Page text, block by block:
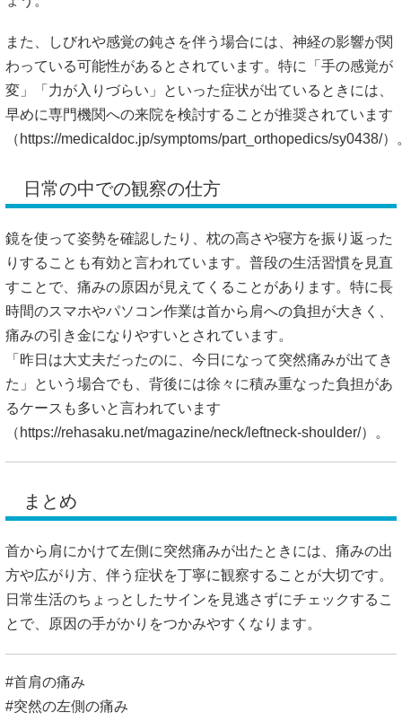
また、しびれや感覚の鈍さを伴う場合には、神経の影響が関
わっている可能性があるとされています。特に「手の感覚が
変」「力が入りづらい」といった症状が出ているときには、
早めに専門機関への来院を検討することが推奨されています
（ https://medicaldoc.jp/symptoms/part_orthopedics/sy0438/）
日常の中での観察の仕方
鏡を使って姿勢を確認したり、枕の高さや寝方を振り返った
りすることも有効と言われています。普段の生活習慣を見直
すことで、痛みの原因が見えてくることがあります。特に長
時間のスマホやパソコン作業は首から肩への負担が大きく、
痛みの引き金になりやすいとされています。
「昨日は大丈夫だったのに、今日になって突然痛みが出てき
た」という場合でも、背後には徐々に積み重なった負担があ
るケースも多いと言われています
（ https://rehasaku.net/magazine/neck/leftneck-shoulder/）。
まとめ
首から肩にかけて左側に突然痛みが出たときには、痛みの出
方や広がり方、伴う症状を丁寧に観察することが大切です。
日常生活のちょっとしたサインを見逃さずにチェックするこ
とで、原因の手がかりをつかみやすくなります。
#首肩の痛み
#突然の左側の痛み